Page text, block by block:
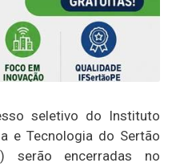
seletivo do Instituto
e Tecnologia do Sertão
serão encerradas no